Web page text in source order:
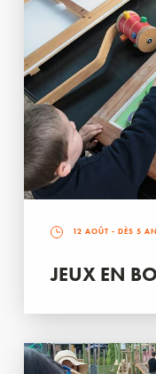
12 AOÛT - DÈS 5
JEUX EN